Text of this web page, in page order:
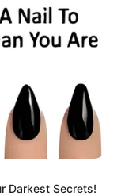
Darkest Secrets!